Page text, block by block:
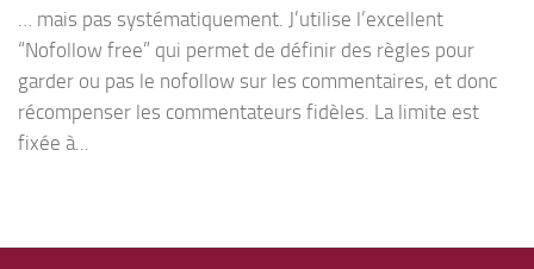
… mais pas systématiquement. J’utilise l’excellent
“Nofollow free” qui permet de définir des règles pour
garder ou pas le nofollow sur les commentaires, et donc
récompenser les commentateurs fidèles. La limite est
fixée à...